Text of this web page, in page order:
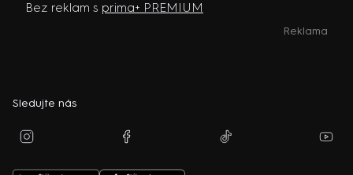
Bez reklam s prima+ PREMIUM
Reklama
Sledujte nás